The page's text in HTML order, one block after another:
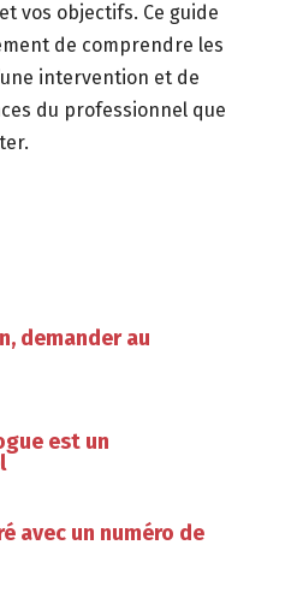
vos objectifs. Ce guide
de comprendre les
intervention et de
du professionnel que
demander au
est un
avec un numéro de